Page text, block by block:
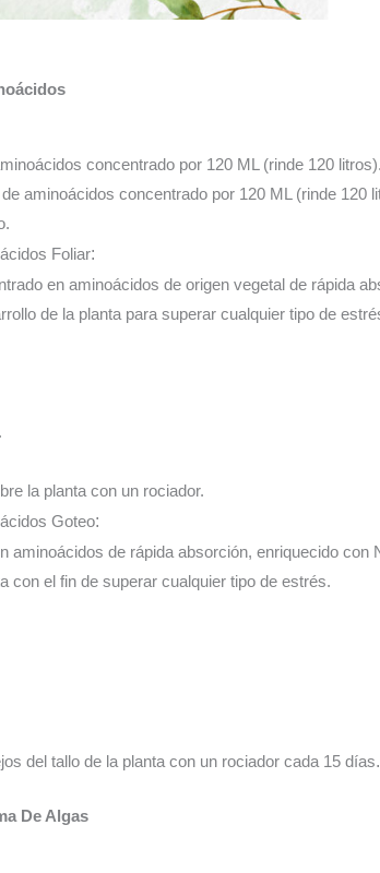
concentrado por 120 ML (rinde 120 litros).
aminoácidos concentrado por 120 ML (rinde 120
Foliar:
en aminoácidos de origen vegetal de rápida
de la planta para superar cualquier tipo de
la planta con un rociador.
Goteo:
aminoácidos de rápida absorción, enriquecido
con el fin de superar cualquier tipo de estrés.
del tallo de la planta con un rociador cada 15 días.
De Algas